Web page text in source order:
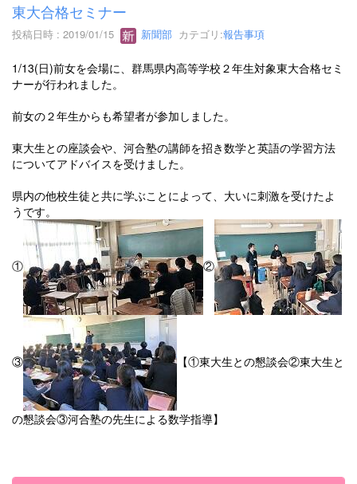
東大合格セミナー
投稿日時 : 2019/01/15 新聞部 カテゴリ:報告事項
1/13(日)前女を会場に、群馬県内高等学校２年生対象東大合格セミ
ナーが行われました。
前女の２年生からも希望者が参加しました。
東大生との座談会や、河合塾の講師を招き数学と英語の学習方法
についてアドバイスを受けました。
県内の他校生徒と共に学ぶことによって、大いに刺激を受けたよ
うです。
① ②
③ 【①東大生との懇談会②東大生と
の懇談会③河合塾の先生による数学指導】